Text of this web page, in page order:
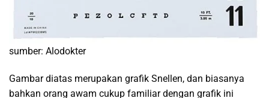
sumber: Alodokter
Gambar diatas merupakan grafik Snellen, dan biasanya
bahkan orang awam cukup familiar dengan grafik ini